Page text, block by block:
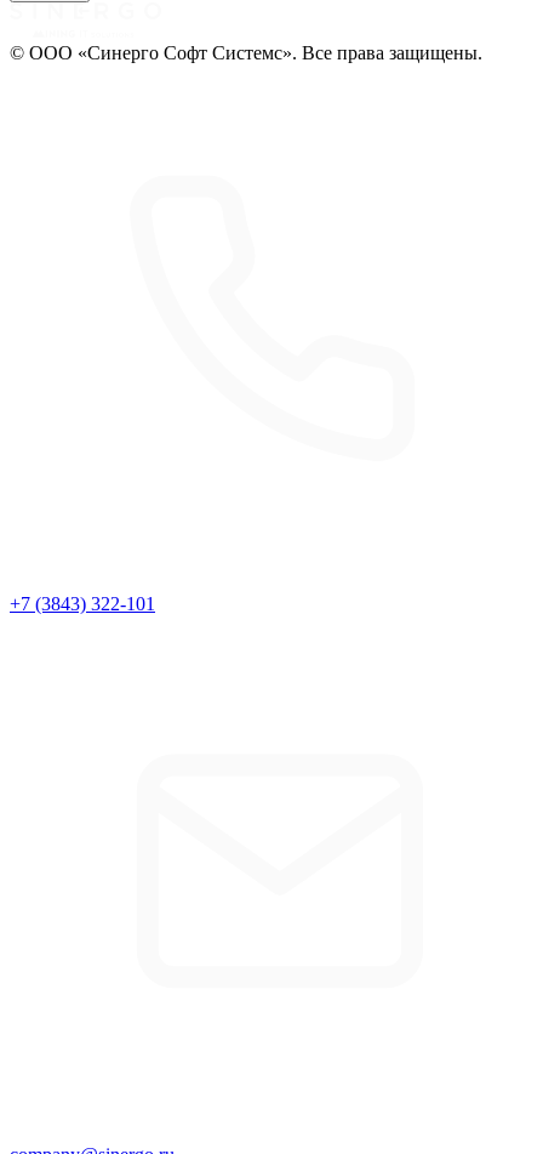
© ООО «Синерго Софт Системс». Все права защищены.
+7 (3843) 322-101